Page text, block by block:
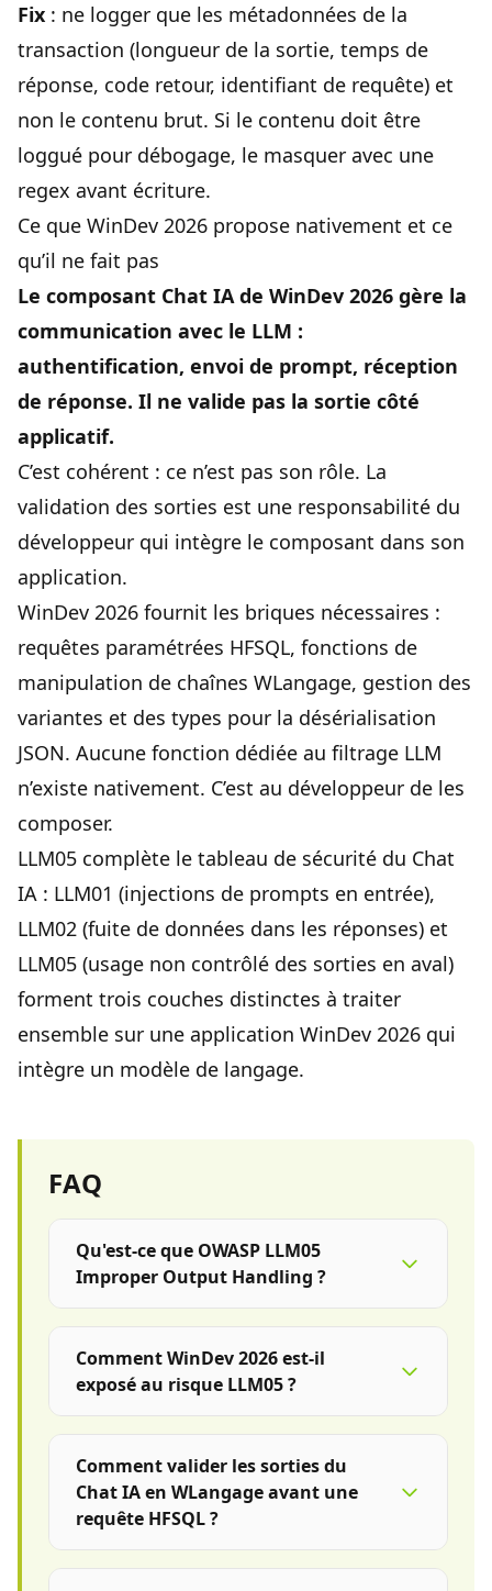
Fix : ne logger que les métadonnées de la
transaction (longueur de la sortie, temps de
réponse, code retour, identifiant de requête) et
non le contenu brut. Si le contenu doit être
loggué pour débogage, le masquer avec une
regex avant écriture.
Ce que WinDev 2026 propose nativement et ce
qu’il ne fait pas
Le composant Chat IA de WinDev 2026 gère la
communication avec le LLM :
authentification, envoi de prompt, réception
de réponse. Il ne valide pas la sortie côté
applicatif.
C’est cohérent : ce n’est pas son rôle. La
validation des sorties est une responsabilité du
développeur qui intègre le composant dans son
application.
WinDev 2026 fournit les briques nécessaires :
requêtes paramétrées HFSQL, fonctions de
manipulation de chaînes WLangage, gestion des
variantes et des types pour la désérialisation
JSON. Aucune fonction dédiée au filtrage LLM
n’existe nativement. C’est au développeur de les
composer.
LLM05 complète le tableau de sécurité du Chat
IA : LLM01 (injections de prompts en entrée),
LLM02 (fuite de données dans les réponses) et
LLM05 (usage non contrôlé des sorties en aval)
forment trois couches distinctes à traiter
ensemble sur une application WinDev 2026 qui
intègre un modèle de langage.
FAQ
Qu'est-ce que OWASP LLM05
Improper Output Handling ?
Comment WinDev 2026 est-il
exposé au risque LLM05 ?
Comment valider les sorties du
Chat IA en WLangage avant une
requête HFSQL ?